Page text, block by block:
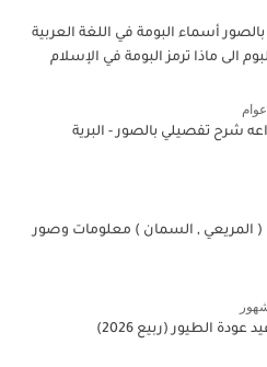
بالصور أسماء البومة في اللغة العربية
الى ماذا ترمز البومة في الإسلام
شرح تفصيلي بالصور - البرية
( المريعي , السمان ) معلومات وصور
الطيور (ربيع 2026)